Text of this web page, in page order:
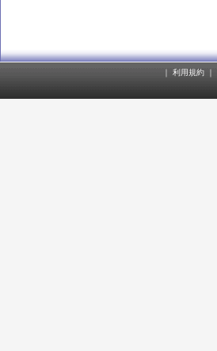
｜ 利用規約 ｜